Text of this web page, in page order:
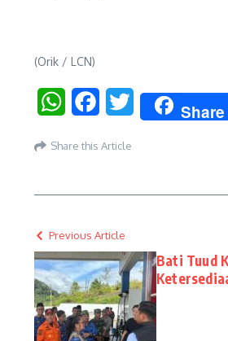
(Orik / LCN)
WhatsAppFacebookTwitter Share
Share this Article
Previous Article
Bati Tuud